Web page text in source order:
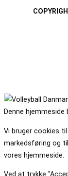
Denne hjemmeside
Vi bruger cookies
markedsføring og
vores hjemmeside.
Ved at trykke